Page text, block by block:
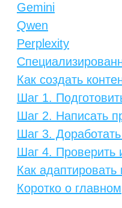
Gemini
Qwen
Perplexity
Как создать
Шаг 1.
Шаг 2. Написать
Шаг 3.
Шаг 4. Проверить
Как
Коротко о главном